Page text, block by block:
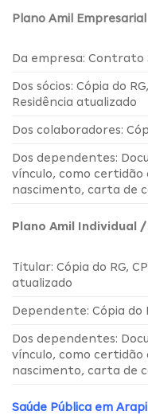
Plano Amil Empresarial
Da empresa: Contrato
Dos sócios: Cópia do
Residência atualizado
Dos colaboradores:
Dos dependentes:
vínculo, como
nascimento, carta de
Plano Amil Individual
Titular: Cópia do RG,
atualizado
Dependente: Cópia do
Dos dependentes:
vínculo, como
nascimento, carta de
Saúde Pública em